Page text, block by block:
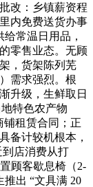
改：乡镇薪资程
内免费送货办事
常温日用品，
零售业态。无顾
，货架陈列芜
需求强烈。根
升级，生鲜取日
特色农产物
铺租赁合同；正
备计较机根本，
到店消费从打
顾客歇息椅（2-
出 “文具满 20